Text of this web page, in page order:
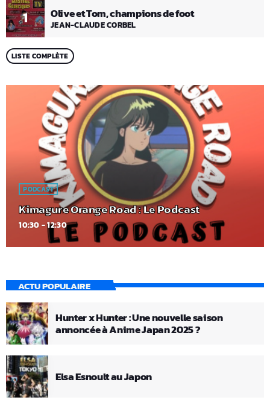
1 Olive et Tom, champions de foot
JEAN-CLAUDE CORBEL
LISTE COMPLÈTE
PODCAST
Kimagure Orange Road : Le Podcast
10:30 - 12:30
ACTU POPULAIRE
Hunter x Hunter : Une nouvelle saison
annoncée à Anime Japan 2025 ?
Elsa Esnoult au Japon